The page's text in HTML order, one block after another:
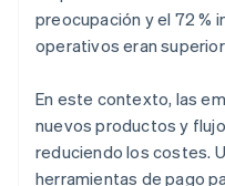
preocupación y el 72 %
operativos eran
En este contexto, las
nuevos productos y
reduciendo los costes.
herramientas de pago